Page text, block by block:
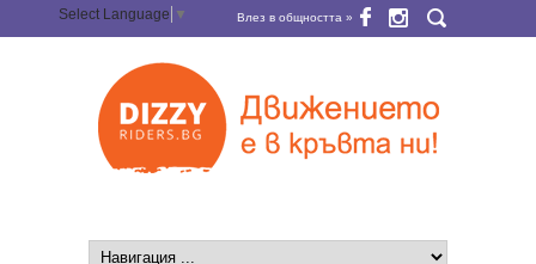
Select Language ▼ Влез в общността »